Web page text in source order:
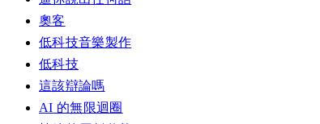
奧客
低科技音樂製作
低科技
這該辯論嗎
AI 的無限迴圈